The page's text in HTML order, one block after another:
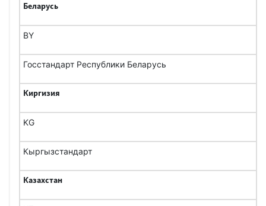
Беларусь
BY
Госстандарт Республики Беларусь
Киргизия
KG
Кыргызстандарт
Казахстан